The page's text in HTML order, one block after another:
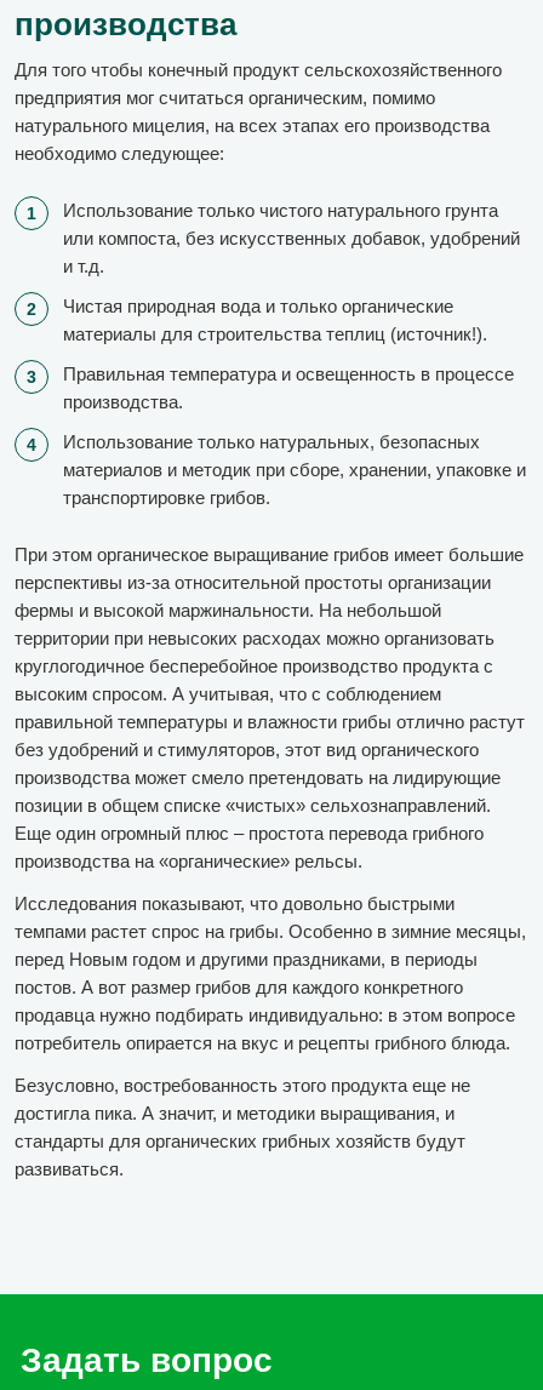
производства
Для того чтобы конечный продукт сельскохозяйственного
предприятия мог считаться органическим, помимо
натурального мицелия, на всех этапах его производства
необходимо следующее:
Использование только чистого натурального грунта
или компоста, без искусственных добавок, удобрений
и т.д.
Чистая природная вода и только органические
материалы для строительства теплиц (источник!).
Правильная температура и освещенность в процессе
производства.
Использование только натуральных, безопасных
материалов и методик при сборе, хранении, упаковке и
транспортировке грибов.
При этом органическое выращивание грибов имеет большие
перспективы из-за относительной простоты организации
фермы и высокой маржинальности. На небольшой
территории при невысоких расходах можно организовать
круглогодичное бесперебойное производство продукта с
высоким спросом. А учитывая, что с соблюдением
правильной температуры и влажности грибы отлично растут
без удобрений и стимуляторов, этот вид органического
производства может смело претендовать на лидирующие
позиции в общем списке «чистых» сельхознаправлений.
Еще один огромный плюс – простота перевода грибного
производства на «органические» рельсы.
Исследования показывают, что довольно быстрыми
темпами растет спрос на грибы. Особенно в зимние месяцы,
перед Новым годом и другими праздниками, в периоды
постов. А вот размер грибов для каждого конкретного
продавца нужно подбирать индивидуально: в этом вопросе
потребитель опирается на вкус и рецепты грибного блюда.
Безусловно, востребованность этого продукта еще не
достигла пика. А значит, и методики выращивания, и
стандарты для органических грибных хозяйств будут
развиваться.
Задать вопрос